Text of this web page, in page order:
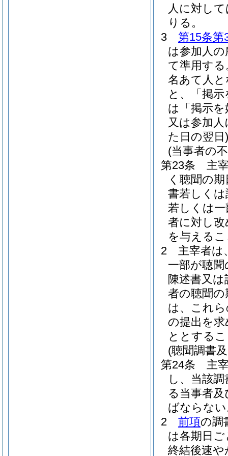
人に対し
りる。
3
第15条第
は参加人
て準用する
名あて人
と、「掲
は「掲示
又は参加
た日の翌日)
(当事者の
第23条
主
く聴聞の
書若しく
若しくは
者に対し
を与える
2
主宰者は
一部が聴
陳述書又
者の聴聞
は、これ
の提出を
ととする
(聴聞調書
第24条
主
し、当該
る当事者
ばならな
2
前項の調
は各期日
終結後速